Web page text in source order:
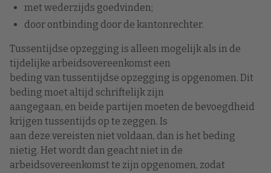
met wederzijds goedvinden;
door ontbinding door de kantonrechter.
Tussentijdse opzegging is alleen mogelijk als in de
tijdelijke arbeidsovereenkomst een
beding van tussentijdse opzegging is opgenomen. Dit
beding moet altijd schriftelijk zijn
aangegaan, en beide partijen moeten de bevoegdheid
krijgen tussentijds op te zeggen. Is
aan deze vereisten niet voldaan, dan is het beding
nietig. Het wordt dan geacht niet in de
arbeidsovereenkomst te zijn opgenomen, zodat